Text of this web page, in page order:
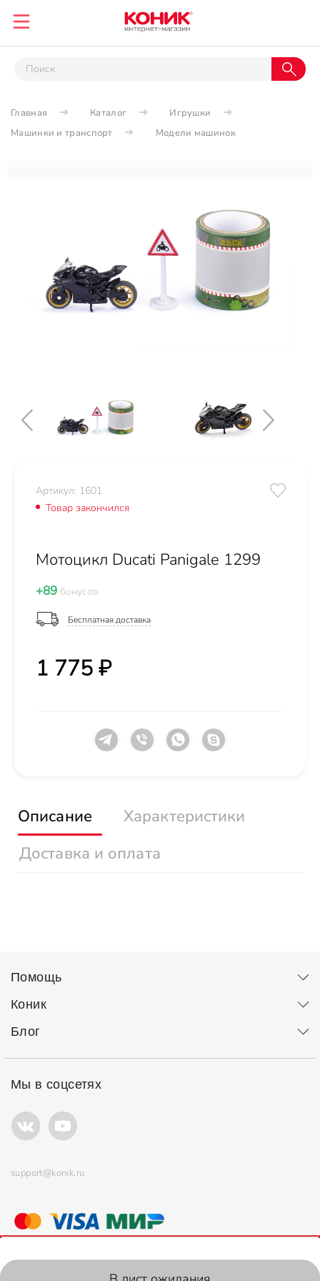
Главная Каталог
Игрушки
Машинки и транспорт
Модели машинок
Артикул: 1601
Товар закончился
Мотоцикл Ducati Panigale 1299
+89 бонусов
Бесплатная доставка
1 775 ₽
Описание
Характеристики
Доставка и оплата
Помощь
Коник
Блог
Мы в соцсетях
support@konik.ru